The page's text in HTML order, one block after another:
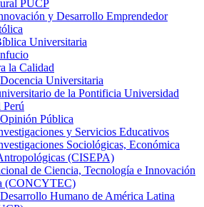
PUCP
y Desarrollo Emprendedor
Universitaria
la Calidad
Universitaria
de la Pontificia Universidad
Perú
Pública
y Servicios Educativos
Sociológicas, Económica
(CISEPA)
de Ciencia, Tecnología e Innovación
(CONCYTEC)
Humano de América Latina